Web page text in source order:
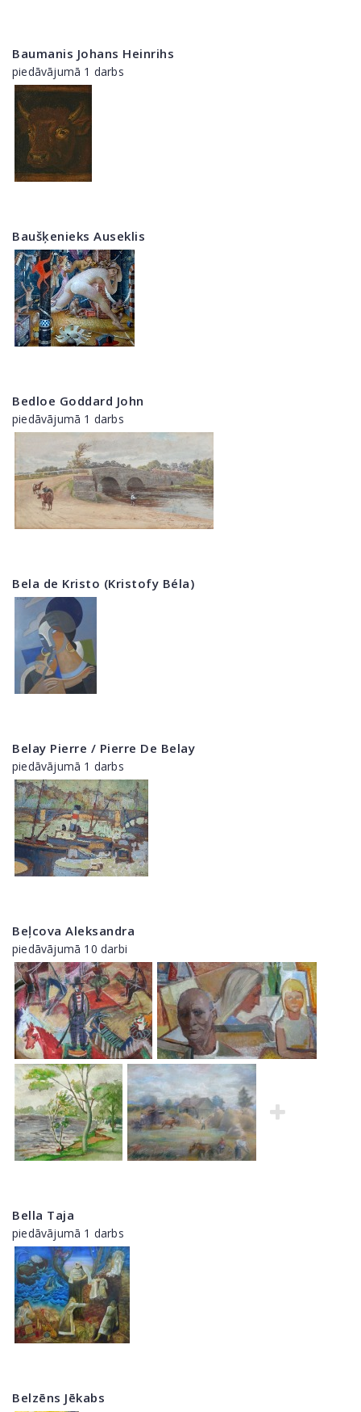
Baumanis Johans Heinrihs
piedāvājumā 1 darbs
Baušķenieks Auseklis
Bedloe Goddard John
piedāvājumā 1 darbs
Bela de Kristo (Kristofy Béla)
Belay Pierre / Pierre De Belay
piedāvājumā 1 darbs
Beļcova Aleksandra
piedāvājumā 10 darbi
Bella Taja
piedāvājumā 1 darbs
Belzēns Jēkabs